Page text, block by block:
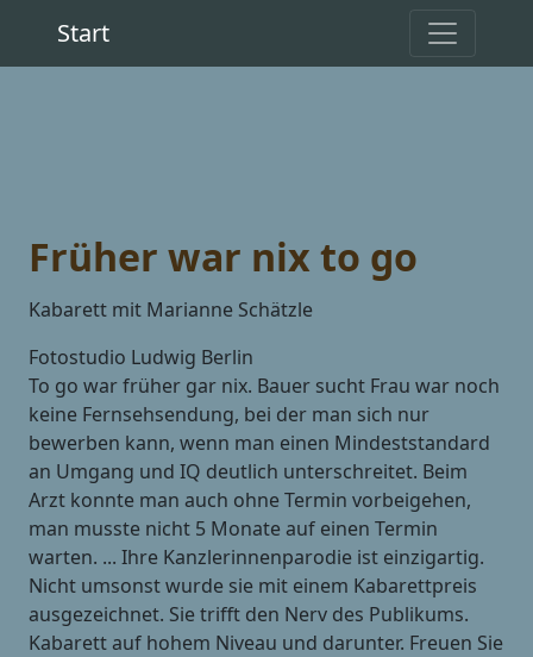
Start
Früher war nix to go
Kabarett mit Marianne Schätzle
Fotostudio Ludwig Berlin
To go war früher gar nix. Bauer sucht Frau war noch
keine Fernsehsendung, bei der man sich nur
bewerben kann, wenn man einen Mindeststandard
an Umgang und IQ deutlich unterschreitet. Beim
Arzt konnte man auch ohne Termin vorbeigehen,
man musste nicht 5 Monate auf einen Termin
warten. ... Ihre Kanzlerinnenparodie ist einzigartig.
Nicht umsonst wurde sie mit einem Kabarettpreis
ausgezeichnet. Sie trifft den Nerv des Publikums.
Kabarett auf hohem Niveau und darunter. Freuen Sie